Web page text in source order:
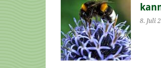
8. Juli